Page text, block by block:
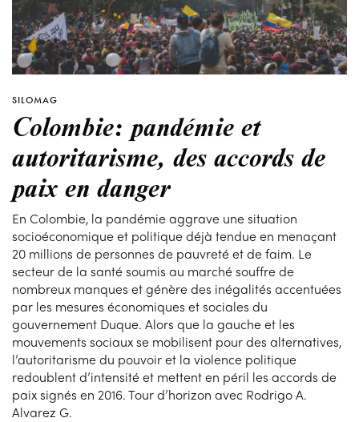
SILOMAG
Colombie: pandémie et
autoritarisme, des accords de
paix en danger
En Colombie, la pandémie aggrave une situation
socioéconomique et politique déjà tendue en menaçant
20 millions de personnes de pauvreté et de faim. Le
secteur de la santé soumis au marché souffre de
nombreux manques et génère des inégalités accentuées
par les mesures économiques et sociales du
gouvernement Duque. Alors que la gauche et les
mouvements sociaux se mobilisent pour des alternatives,
l’autoritarisme du pouvoir et la violence politique
redoublent d’intensité et mettent en péril les accords de
paix signés en 2016. Tour d’horizon avec Rodrigo A.
Alvarez G.